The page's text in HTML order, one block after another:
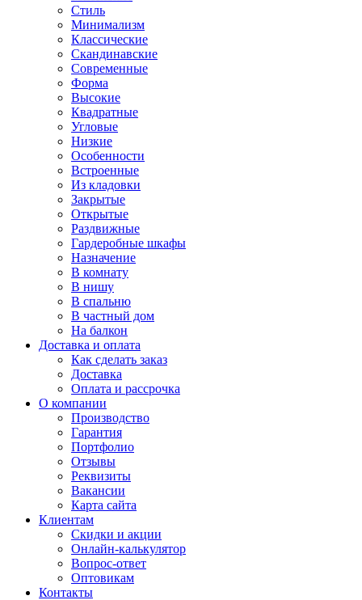
Стиль
Минимализм
Классические
Скандинавские
Современные
Форма
Высокие
Квадратные
Угловые
Низкие
Особенности
Встроенные
Из кладовки
Закрытые
Открытые
Раздвижные
Гардеробные шкафы
Назначение
В комнату
В нишу
В спальню
В частный дом
На балкон
Доставка и оплата
Как сделать заказ
Доставка
Оплата и рассрочка
О компании
Производство
Гарантия
Портфолио
Отзывы
Реквизиты
Вакансии
Карта сайта
Клиентам
Скидки и акции
Онлайн-калькулятор
Вопрос-ответ
Оптовикам
Контакты